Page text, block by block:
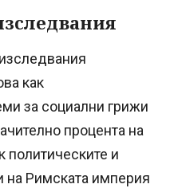
как
за социални грижи
процента на
политическите и
на Римската империя